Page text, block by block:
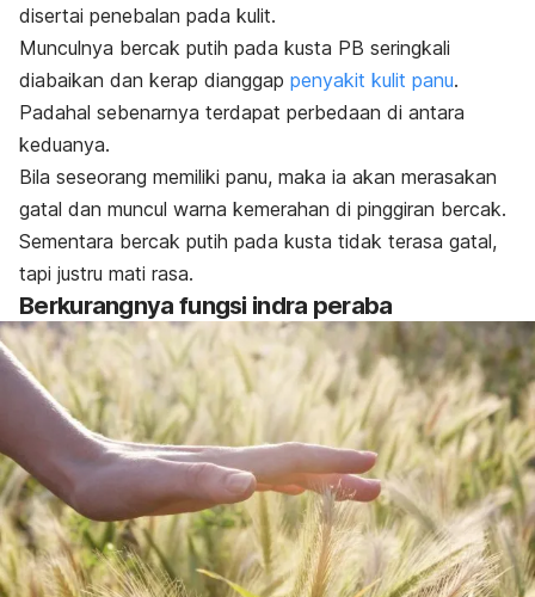
disertai penebalan pada kulit.
Munculnya bercak putih pada kusta PB seringkali
diabaikan dan kerap dianggap penyakit kulit panu.
Padahal sebenarnya terdapat perbedaan di antara
keduanya.
Bila seseorang memiliki panu, maka ia akan merasakan
gatal dan muncul warna kemerahan di pinggiran bercak.
Sementara bercak putih pada kusta tidak terasa gatal,
tapi justru mati rasa.
Berkurangnya fungsi indra peraba